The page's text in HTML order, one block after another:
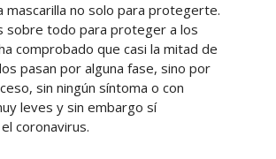
mascarilla no solo para protegerte.
sobre todo para proteger a los
comprobado que casi la mitad de
pasan por alguna fase, sino por
sin ningún síntoma o con
leves y sin embargo sí
coronavirus.